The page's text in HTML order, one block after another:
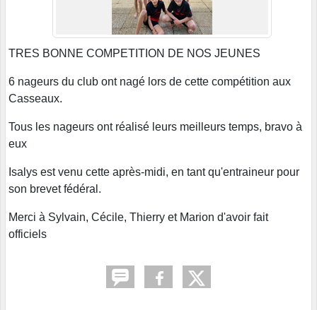
TRES BONNE COMPETITION DE NOS JEUNES
6 nageurs du club ont nagé lors de cette compétition aux
Casseaux.
Tous les nageurs ont réalisé leurs meilleurs temps, bravo à
eux
Isalys est venu cette après-midi, en tant qu'entraineur pour
son brevet fédéral.
Merci à Sylvain, Cécile, Thierry et Marion d'avoir fait
officiels